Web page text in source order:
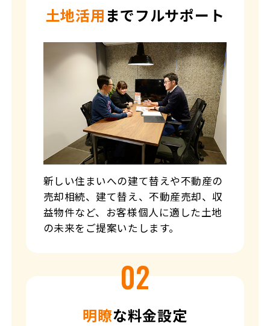
土地活用 までフルサポート
新しい住まいへの建て替えや不動産の
売却相続、建て替え、不動産売却、収
益物件など、お客様個人に適した土地
の未来をご提案いたします。
明瞭な料金設定